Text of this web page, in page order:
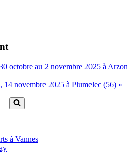
octobre au 2 novembre 2025 à Arzon
14 novembre 2025 à Plumelec (56) »
à Vannes